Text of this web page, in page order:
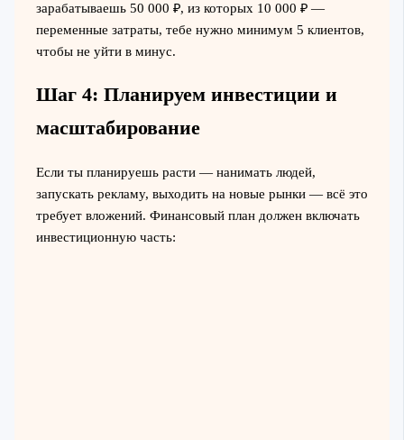
зарабатываешь 50 000 ₽, из которых 10 000 ₽ —
переменные затраты, тебе нужно минимум 5 клиентов,
чтобы не уйти в минус.
Шаг 4: Планируем инвестиции и
масштабирование
Если ты планируешь расти — нанимать людей,
запускать рекламу, выходить на новые рынки — всё это
требует вложений. Финансовый план должен включать
инвестиционную часть: